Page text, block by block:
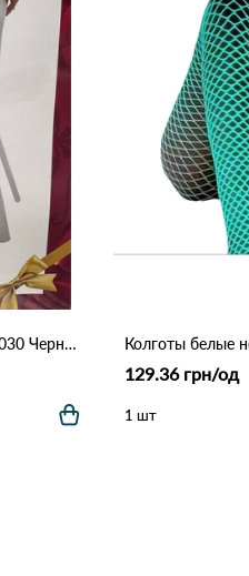
Женские панчохи HAN L1030 Черно-красный
129.36 грн/од
1 шт